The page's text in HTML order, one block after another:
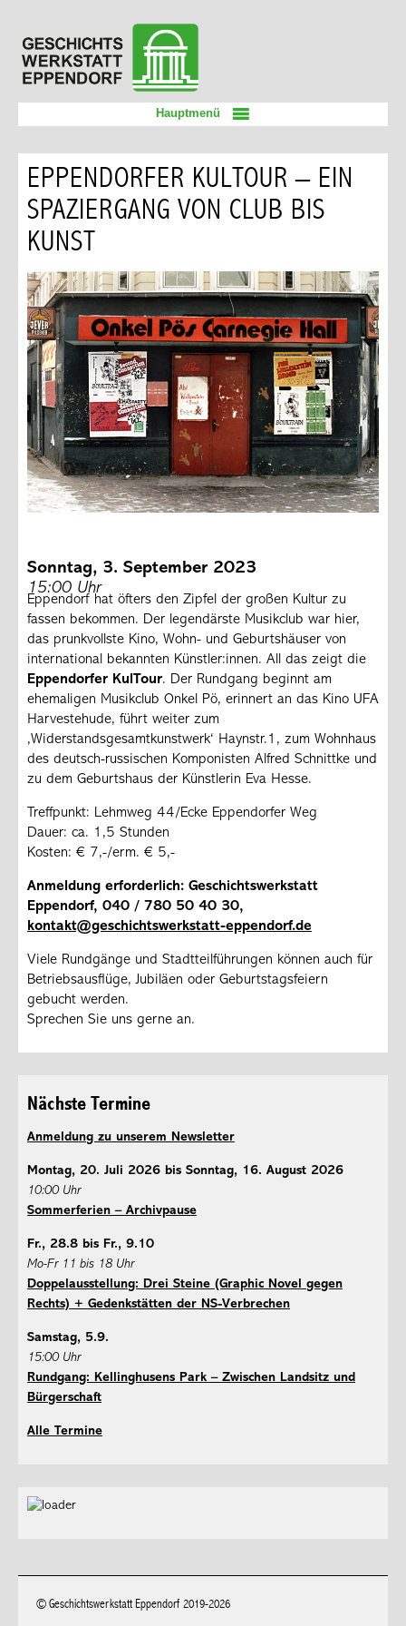
Inhalt
springen
Eppendorf
Hauptmenü
EPPENDORFER KULTOUR – EIN
SPAZIERGANG VON CLUB BIS
KUNST
Sonntag, 3. September 2023
15:00 Uhr
Eppendorf hat öfters den Zipfel der großen Kultur zu
fassen bekommen. Der legendärste Musikclub war hier,
das prunkvollste Kino, Wohn- und Geburtshäuser von
international bekannten Künstler:innen. All das zeigt die
Eppendorfer KulTour. Der Rundgang beginnt am
ehemaligen Musikclub Onkel Pö, erinnert an das Kino UFA
Harvestehude, führt weiter zum
‚Widerstandsgesamtkunstwerk‘ Haynstr.1, zum Wohnhaus
des deutsch-russischen Komponisten Alfred Schnittke und
zu dem Geburtshaus der Künstlerin Eva Hesse.
Treffpunkt: Lehmweg 44/Ecke Eppendorfer Weg
Dauer: ca. 1,5 Stunden
Kosten: € 7,-/erm. € 5,-
Anmeldung erforderlich: Geschichtswerkstatt
Eppendorf, 040 / 780 50 40 30,
kontakt@geschichtswerkstatt-eppendorf.de
Viele Rundgänge und Stadtteilführungen können auch für
Betriebsausflüge, Jubiläen oder Geburtstagsfeiern
gebucht werden.
Sprechen Sie uns gerne an.
Nächste Termine
Anmeldung zu unserem Newsletter
Montag, 20. Juli 2026 bis Sonntag, 16. August 2026
10:00 Uhr
Sommerferien – Archivpause
Fr., 28.8 bis Fr., 9.10
Mo-Fr 11 bis 18 Uhr
Doppelausstellung: Drei Steine (Graphic Novel gegen
Rechts) + Gedenkstätten der NS-Verbrechen
Samstag, 5.9.
15:00 Uhr
Rundgang: Kellinghusens Park – Zwischen Landsitz und
Bürgerschaft
Alle Termine
© Geschichtswerkstatt Eppendorf 2019-2026